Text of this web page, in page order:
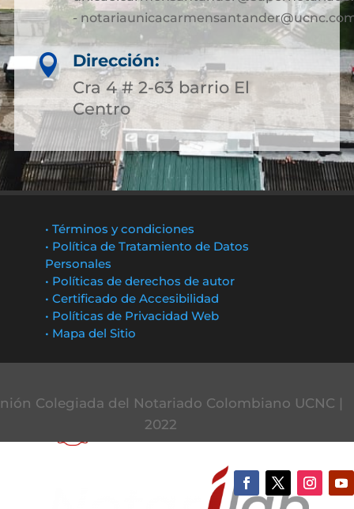
-

Dirección:
Cra 4 # 2-63 barrio El
Centro
• Términos y condiciones
• Política de Tratamiento de Datos
Personales
• Políticas de derechos de autor
• Certificado de Accesibilidad
• Políticas de Privacidad Web
• Mapa del Sitio
Colegiada del Notariado Colombiano UCNC |
2022